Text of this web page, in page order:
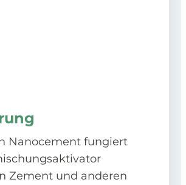
Nanocement fungiert
Zement und anderen